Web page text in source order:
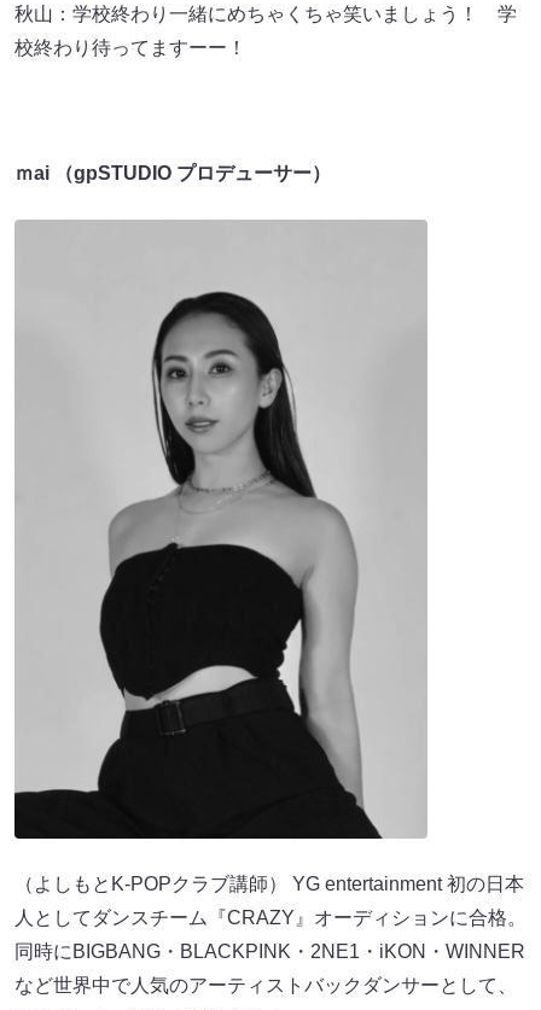
秋山：学校終わり一緒にめちゃくちゃ笑いましょう！ 学
校終わり待ってますーー！
ｍai （gpSTUDIO プロデューサー）
（よしもとK-POPクラブ講師） YG entertainment 初の日本
人としてダンスチーム『CRAZY』オーディションに合格。
同時にBIGBANG・BLACKPINK・2NE1・iKON・WINNER
など世界中で人気のアーティストバックダンサーとして、